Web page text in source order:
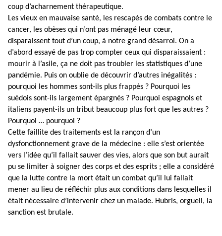
coup d’acharnement thérapeutique.
Les vieux en mauvaise santé, les rescapés de combats contre le
cancer, les obèses qui n’ont pas ménagé leur cœur,
disparaissent tout d’un coup, à notre grand désarroi. On a
d’abord essayé de pas trop compter ceux qui disparaissaient :
mourir à l’asile, ça ne doit pas troubler les statistiques d’une
pandémie. Puis on oublie de découvrir d’autres inégalités :
pourquoi les hommes sont-ils plus frappés ? Pourquoi les
suédois sont-ils largement épargnés ? Pourquoi espagnols et
italiens payent-ils un tribut beaucoup plus fort que les autres ?
Pourquoi … pourquoi ?
Cette faillite des traitements est la rançon d’un
dysfonctionnement grave de la médecine : elle s’est orientée
vers l’idée qu’il fallait sauver des vies, alors que son but aurait
pu se limiter à soigner des corps et des esprits ; elle a considéré
que la lutte contre la mort était un combat qu’il lui fallait
mener au lieu de réfléchir plus aux conditions dans lesquelles il
était nécessaire d’intervenir chez un malade. Hubris, orgueil, la
sanction est brutale.